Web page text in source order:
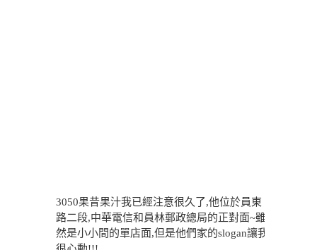
3050果昔果汁我已經注意很久了,他位於員東
路二段,中華電信和員林郵政總局的正對面~雖
然是小小間的單店面,但是他們家的slogan讓我